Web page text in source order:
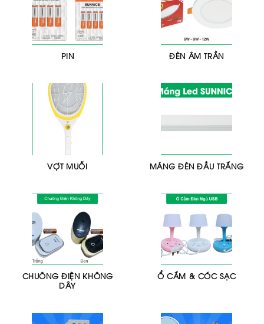
PIN ĐÈN ÂM TRẦN
VỢT MUỖI MÁNG ĐÈN ĐẦU TRẮNG
CHUÔNG ĐIỆN KHÔNG
DÂY
Ổ CẮM & CÓC SẠC